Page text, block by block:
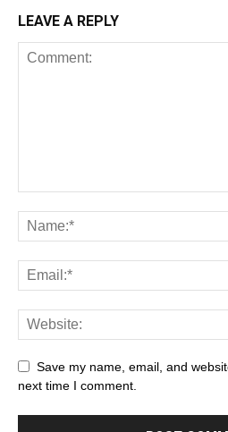
LEAVE A REPLY
Save my name, email, and
next time I comment.